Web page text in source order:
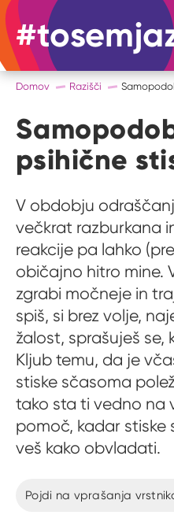
Domov Razišči
psihične
V obdobju
večkrat razburkana
reakcije pa lahko
običajno hitro mine.
zgrabi močneje in
spiš, si brez volje,
žalost, sprašuješ se,
Kljub temu, da je
stiske sčasoma
tako sta ti vedno na
pomoč, kadar stiske
veš kako obvladati.
Pojdi na vprašanja